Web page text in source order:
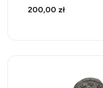
200,00 zł